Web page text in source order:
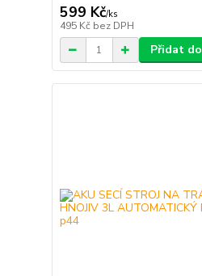
599 Kč/ks
495 Kč bez DPH
Přidat